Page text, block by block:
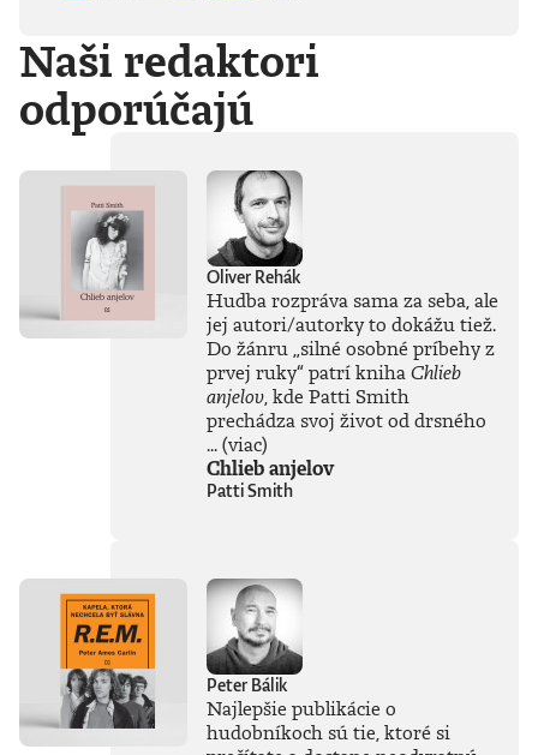
psychické diagnózy,
lásku, násilie,
rómstvo, working
class, anarchizmus,
okultizmus,
fašizmus, revolúciu,
imagináciu, Garáže,
gitaru, klavír,
mamu, otca aj
brata.Štyri
medzihry vo forme
posluchových
jukeboxov testujú
Denisov hudobný
rozhľad. Body
pozbiera takmer za
všetko.Za rozhovor
s Denisom Bangom
o Beatles, ktorý je
Naši redaktori
odporúčajú
Oliver Rehák
Hudba rozpráva sama za seba, ale
jej autori/autorky to dokážu tiež.
Do žánru „silné osobné príbehy z
prvej ruky“patrí knihaChlieb
anjelov, kde Patti Smith
prechádza svoj život od drsného
...(viac)
Chlieb anjelov
Patti Smith
Peter Bálik
Najlepšie publikácie o
hudobníkoch sú tie, ktoré si